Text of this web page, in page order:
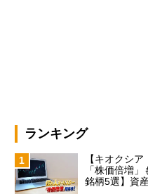
ランキング
1
【キオクシ
「株価倍増
銘柄5選】資